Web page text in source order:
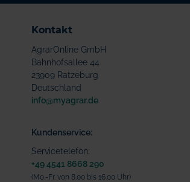
Kontakt
AgrarOnline GmbH
Bahnhofsallee 44
23909 Ratzeburg
Deutschland
info@myagrar.de
Kundenservice:
Servicetelefon:
+49 4541 8668 290
(Mo.-Fr. von 8.00 bis 16.00 Uhr)